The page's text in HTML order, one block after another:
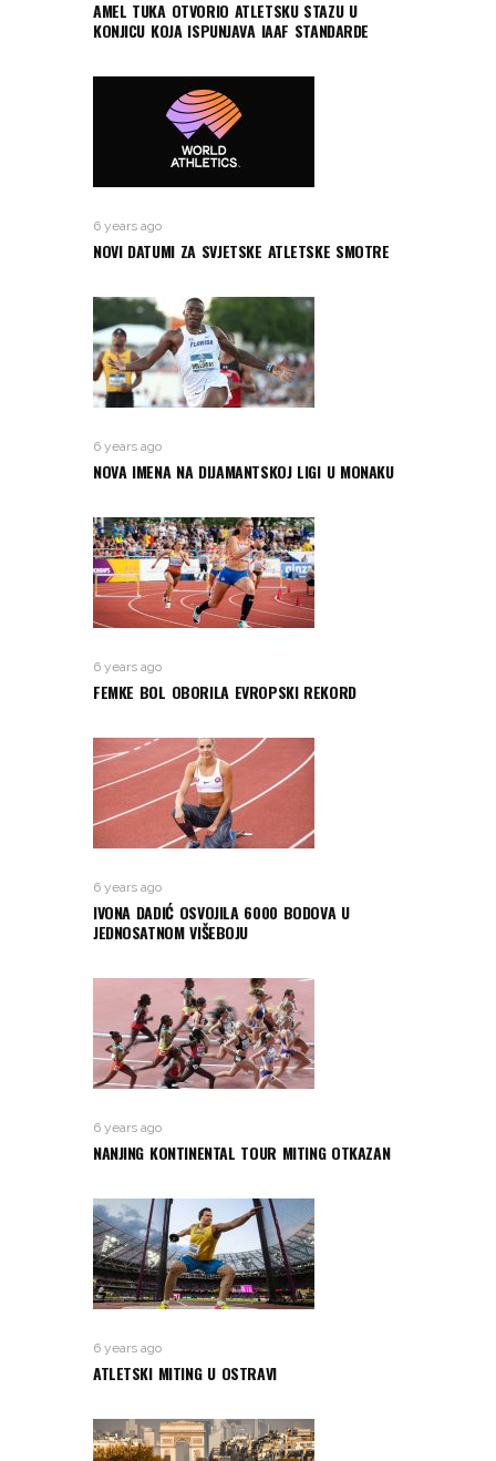
AMEL TUKA OTVORIO ATLETSKU STAZU U
KONJICU KOJA ISPUNJAVA IAAF STANDARDE
6 years ago
NOVI DATUMI ZA SVJETSKE ATLETSKE SMOTRE
6 years ago
NOVA IMENA NA DIJAMANTSKOJ LIGI U MONAKU
6 years ago
FEMKE BOL OBORILA EVROPSKI REKORD
6 years ago
IVONA DADIĆ OSVOJILA 6000 BODOVA U
JEDNOSATNOM VIŠEBOJU
6 years ago
NANJING KONTINENTAL TOUR MITING OTKAZAN
6 years ago
ATLETSKI MITING U OSTRAVI